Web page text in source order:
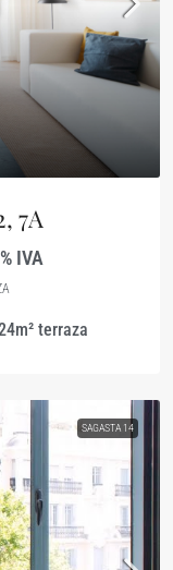
7A
IVA
terraza
SAGASTA 14